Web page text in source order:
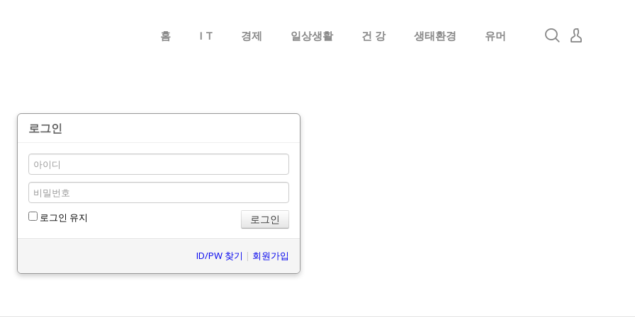
홈 I T 경제 일상생활 건 강 생태환경 유머
로그인
로그인 유지
ID/PW 찾기 | 회원가입